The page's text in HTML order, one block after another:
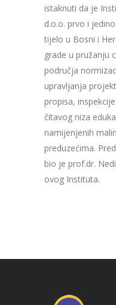
istaknuti da je
d.o.o. prvo i
tijelo u Bosni i
grade u pružanju
područja
upravljanja
propisa,
čitavog niza
namijenjenih
preduzećima.
bio je prof.dr.
ovog Instituta.